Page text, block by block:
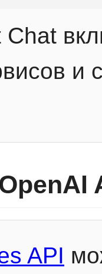
и
API